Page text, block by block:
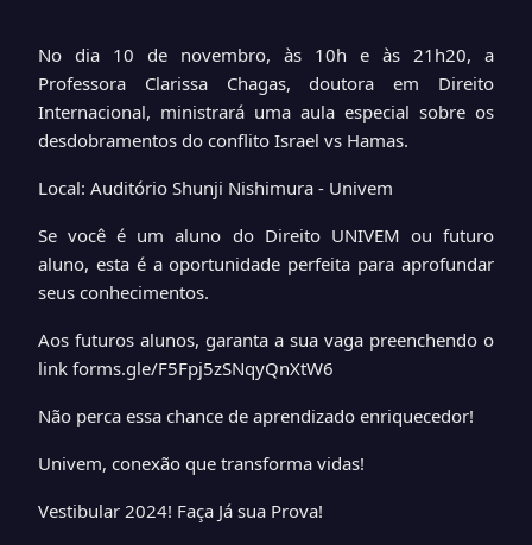
No dia 10 de novembro, às 10h e às 21h20, a
Professora Clarissa Chagas, doutora em Direito
Internacional, ministrará uma aula especial sobre os
desdobramentos do conflito Israel vs Hamas.
Local: Auditório Shunji Nishimura - Univem
Se você é um aluno do Direito UNIVEM ou futuro
aluno, esta é a oportunidade perfeita para aprofundar
seus conhecimentos.
Aos futuros alunos, garanta a sua vaga preenchendo o
link forms.gle/F5Fpj5zSNqyQnXtW6
Não perca essa chance de aprendizado enriquecedor!
Univem, conexão que transforma vidas!
Vestibular 2024! Faça Já sua Prova!